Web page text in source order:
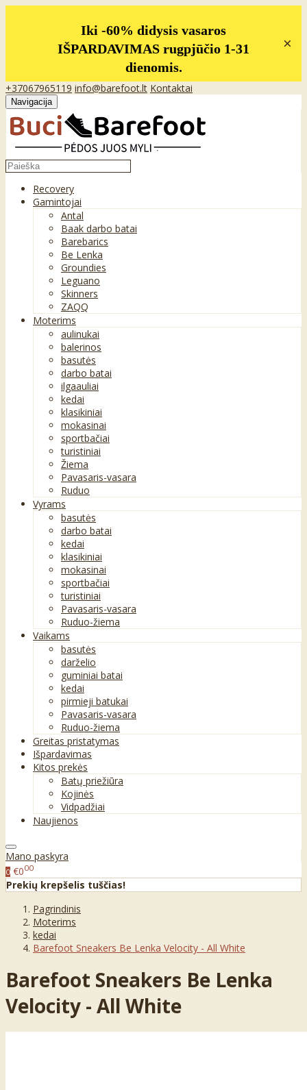
Iki -60% didysis vasaros
IŠPARDAVIMAS rugpjūčio 1-31
dienomis.
×
+37067965119 info@barefoot.lt Kontaktai
Navigacija
Recovery
Gamintojai
Antal
Baak darbo batai
Barebarics
Be Lenka
Groundies
Leguano
Skinners
ZAQQ
Moterims
aulinukai
balerinos
basutės
darbo batai
ilgaauliai
kedai
klasikiniai
mokasinai
sportbačiai
turistiniai
Žiema
Pavasaris-vasara
Ruduo
Vyrams
basutės
darbo batai
kedai
klasikiniai
mokasinai
sportbačiai
turistiniai
Pavasaris-vasara
Ruduo-žiema
Vaikams
basutės
darželio
guminiai batai
kedai
pirmieji batukai
Pavasaris-vasara
Ruduo-žiema
Greitas pristatymas
Išpardavimas
Kitos prekės
Batų priežiūra
Kojinės
Vidpadžiai
Naujienos
Mano paskyra
0 €000
Prekių krepšelis tuščias!
Pagrindinis
Moterims
kedai
Barefoot Sneakers Be Lenka Velocity - All White
Barefoot Sneakers Be Lenka
Velocity - All White